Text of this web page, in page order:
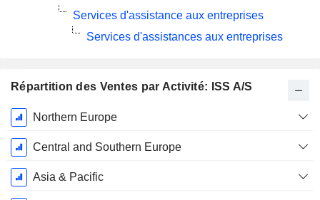
Répartition des Ventes par Activité: ISS A/S
Période
Fiscale:
Décembre
Northern Europe
Central and Southern Europe
Asia & Pacific
Services d'assistance aux entreprises
Services d'assistances aux entreprises